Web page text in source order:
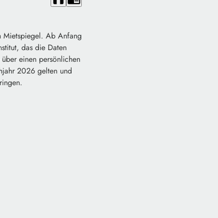
Mietspiegel. Ab Anfang
das die Daten
einen persönlichen
2026 gelten und